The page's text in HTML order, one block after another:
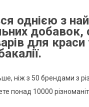
однією з
добавок,
для
ніж з 50 брендами з
понад 10000